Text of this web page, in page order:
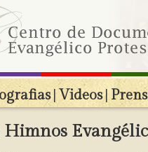
|Videos|